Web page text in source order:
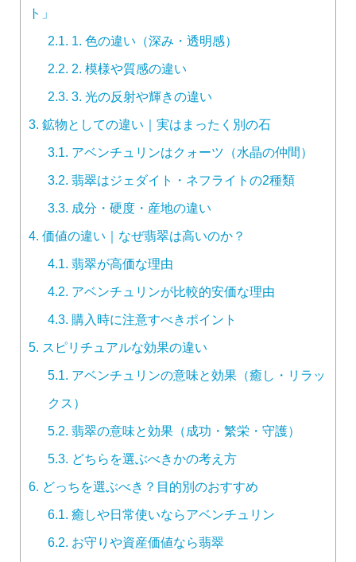
ト」
2.1. 1. 色の違い（深み・透明感）
2.2. 2. 模様や質感の違い
2.3. 3. 光の反射や輝きの違い
3. 鉱物としての違い｜実はまったく別の石
3.1. アベンチュリンはクォーツ（水晶の仲間）
3.2. 翡翠はジェダイト・ネフライトの2種類
3.3. 成分・硬度・産地の違い
4. 価値の違い｜なぜ翡翠は高いのか？
4.1. 翡翠が高価な理由
4.2. アベンチュリンが比較的安価な理由
4.3. 購入時に注意すべきポイント
5. スピリチュアルな効果の違い
5.1. アベンチュリンの意味と効果（癒し・リラッ
クス）
5.2. 翡翠の意味と効果（成功・繁栄・守護）
5.3. どちらを選ぶべきかの考え方
6. どっちを選ぶべき？目的別のおすすめ
6.1. 癒しや日常使いならアベンチュリン
6.2. お守りや資産価値なら翡翠